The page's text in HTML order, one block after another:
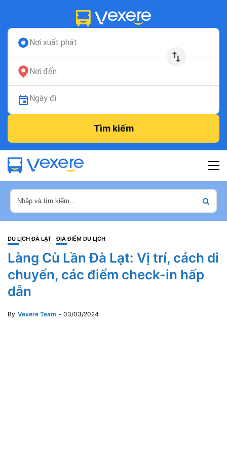
Nơi xuất phát
Nơi đến
Ngày đi
Tìm kiếm
DU LỊCH ĐÀ LẠT ĐỊA ĐIỂM DU LỊCH
Làng Cù Lần Đà Lạt: Vị trí, cách di
chuyển, các điểm check-in hấp
dẫn
By Vexere Team 03/03/2024